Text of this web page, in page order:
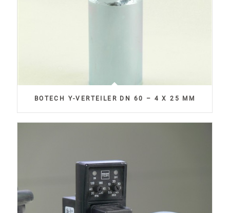
BOTECH Y-VERTEILER DN 60 – 4 X 25 MM